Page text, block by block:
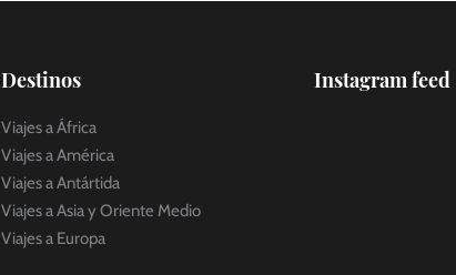
Destinos
Viajes a África
Viajes a América
Viajes a Antártida
Viajes a Asia y Oriente Medio
Viajes a Europa
Instagram feed